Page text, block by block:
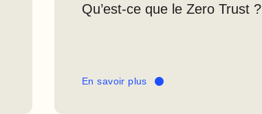
Qu’est-ce que le Zero Trust ?
En savoir plus